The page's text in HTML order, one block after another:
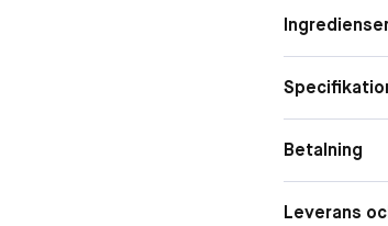
Betalning
Leverans